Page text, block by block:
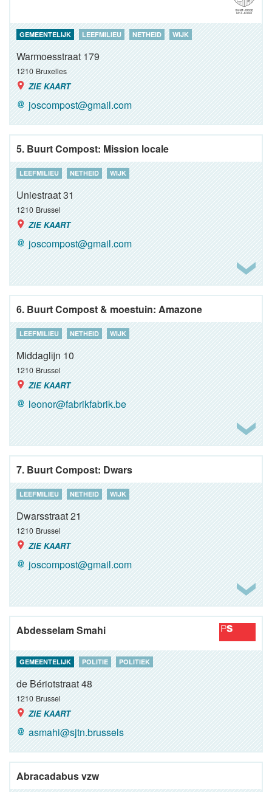
GEMEENTELIJK LEEFMILIEU NETHEID WIJK
Warmoesstraat 179
1210 Bruxelles
ZIE KAART
joscompost@gmail.com
5. Buurt Compost: Mission locale
LEEFMILIEU NETHEID WIJK
Uniestraat 31
1210 Brussel
ZIE KAART
joscompost@gmail.com
6. Buurt Compost & moestuin: Amazone
LEEFMILIEU NETHEID WIJK
Middaglijn 10
1210 Brussel
ZIE KAART
leonor@fabrikfabrik.be
7. Buurt Compost: Dwars
LEEFMILIEU NETHEID WIJK
Dwarsstraat 21
1210 Brussel
ZIE KAART
joscompost@gmail.com
Abdesselam Smahi
GEMEENTELIJK POLITIE POLITIEK
de Bériotstraat 48
1210 Brussel
ZIE KAART
asmahi@sjtn.brussels
Abracadabus vzw